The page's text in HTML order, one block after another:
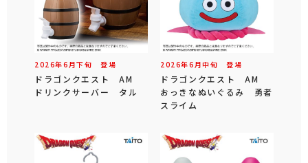
2026年6 月下旬 登場
ドラゴンクエスト AM
ドリンクサーバー タル
2026年6 月中旬 登場
ドラゴンクエスト AM
おっきなぬいぐるみ 勇者
スライム